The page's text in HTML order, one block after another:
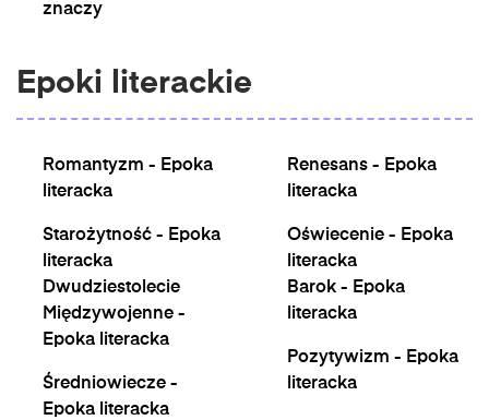
znaczy
Epoki literackie
Romantyzm - Epoka
literacka
Starożytność - Epoka
literacka
Renesans - Epoka
literacka
Oświecenie - Epoka
literacka
Dwudziestolecie
Międzywojenne -
Epoka literacka
Średniowiecze -
Epoka literacka
Barok - Epoka
literacka
Pozytywizm - Epoka
literacka